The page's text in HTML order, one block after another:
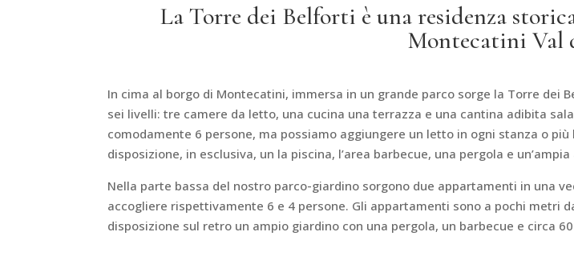
La Torre dei Belforti è una residenza
Montecatini Val
In cima al borgo di Montecatini, immersa in un grande parco sorge la Torre
sei livelli: tre camere da letto, una cucina una terrazza e una cantina adibita
comodamente 6 persone, ma possiamo aggiungere un letto in ogni stanza o
disposizione, in esclusiva, un la piscina, l’area barbecue, una pergola e
Nella parte bassa del nostro parco-giardino sorgono due appartamenti in una
accogliere rispettivamente 6 e 4 persone. Gli appartamenti sono a pochi metri
disposizione sul retro un ampio giardino con una pergola, un barbecue e circa